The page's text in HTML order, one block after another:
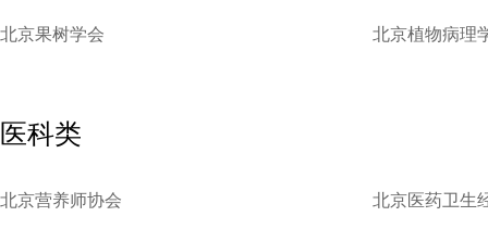
北京果树学会 北京植物病理
医科类
北京营养师协会 北京医药卫生